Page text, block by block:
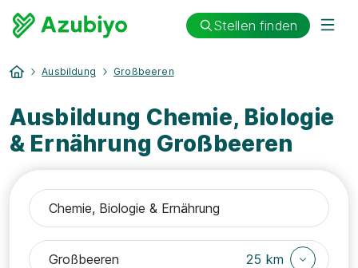
Stellen finden
Ausbildung Großbeeren
Ausbildung Chemie, Biologie
& Ernährung Großbeeren
25 km